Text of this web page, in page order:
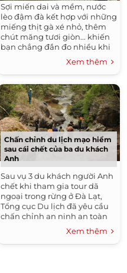
Sợi miến dai và mềm, nước
lèo đậm đà kết hợp với những
miếng thịt gà xé nhỏ, thêm
chút măng tươi giòn... khiến
bạn chẳng đắn đo nhiều khi
Xem thêm
Chấn chỉnh du lịch mạo hiểm
sau cái chết của ba du khách
Anh
Sau vụ 3 du khách người Anh
chết khi tham gia tour dã
ngoại trong rừng ở Đà Lạt,
Tổng cục Du lịch đã yêu cầu
chấn chỉnh an ninh an toàn
Xem thêm